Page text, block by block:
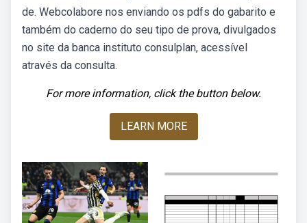
de. Webcolabore nos enviando os pdfs do gabarito e
também do caderno do seu tipo de prova, divulgados
no site da banca instituto consulplan, acessível
através da consulta.
For more information, click the button below.
LEARN MORE